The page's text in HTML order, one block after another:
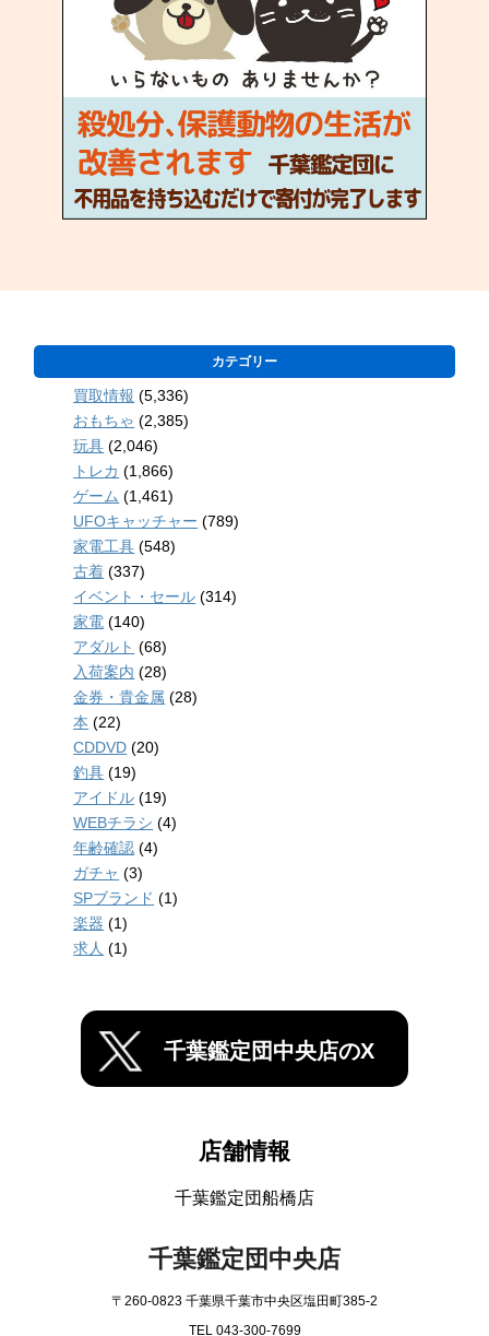
カテゴリー
買取情報 (5,336)
おもちゃ (2,385)
玩具 (2,046)
トレカ (1,866)
ゲーム (1,461)
UFOキャッチャー (789)
家電工具 (548)
古着 (337)
イベント・セール (314)
家電 (140)
アダルト (68)
入荷案内 (28)
金券・貴金属 (28)
本 (22)
CDDVD (20)
釣具 (19)
アイドル (19)
WEBチラシ (4)
年齢確認 (4)
ガチャ (3)
SPブランド (1)
楽器 (1)
求人 (1)
千葉鑑定団中央店のX
店舗情報
千葉鑑定団船橋店
千葉鑑定団中央店
〒260-0823 千葉県千葉市中央区塩田町385-2
TEL 043-300-7699